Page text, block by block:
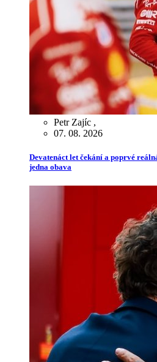
Petr Zajíc ,
07. 08. 2026
Devatenáct let čekání a poprvé
jedna obava